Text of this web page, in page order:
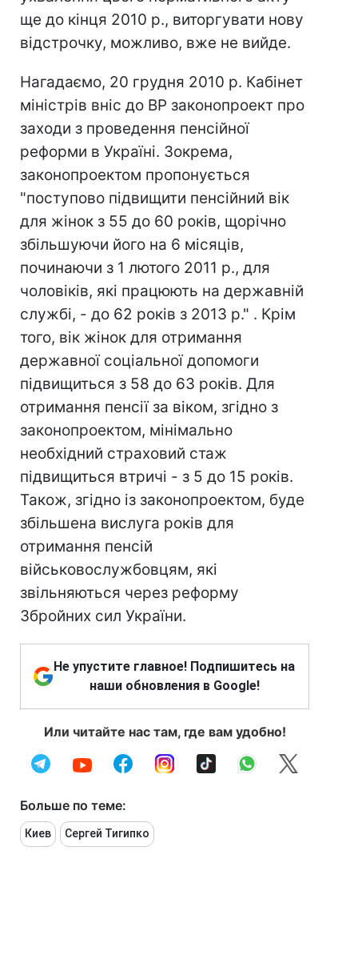
ще до кінця 2010 р., виторгувати нову
відстрочку, можливо, вже не вийде.
Нагадаємо, 20 грудня 2010 р. Кабінет
міністрів вніс до ВР законопроект про
заходи з проведення пенсійної
реформи в Україні. Зокрема,
законопроектом пропонується
"поступово підвищити пенсійний вік
для жінок з 55 до 60 років, щорічно
збільшуючи його на 6 місяців,
починаючи з 1 лютого 2011 р., для
чоловіків, які працюють на державній
службі, - до 62 років з 2013 р." . Крім
того, вік жінок для отримання
державної соціальної допомоги
підвищиться з 58 до 63 років. Для
отримання пенсії за віком, згідно з
законопроектом, мінімально
необхідний страховий стаж
підвищиться втричі - з 5 до 15 років.
Також, згідно із законопроектом, буде
збільшена вислуга років для
отримання пенсій
військовослужбовцям, які
звільняються через реформу
Збройних сил України.
Не упустите главное! Подпишитесь на
наши обновления в Google!
Или читайте нас там, где вам удобно!
Больше по теме:
Киев Сергей Тигипко